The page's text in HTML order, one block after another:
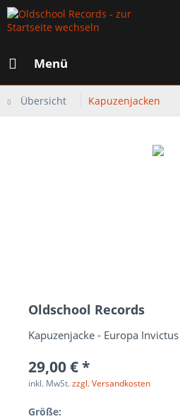
Menü
Übersicht Kapuzenjacken
Oldschool Records
Kapuzenjacke - Europa Invictus
29,00 € *
inkl. MwSt.zzgl. Versandkosten
Größe: